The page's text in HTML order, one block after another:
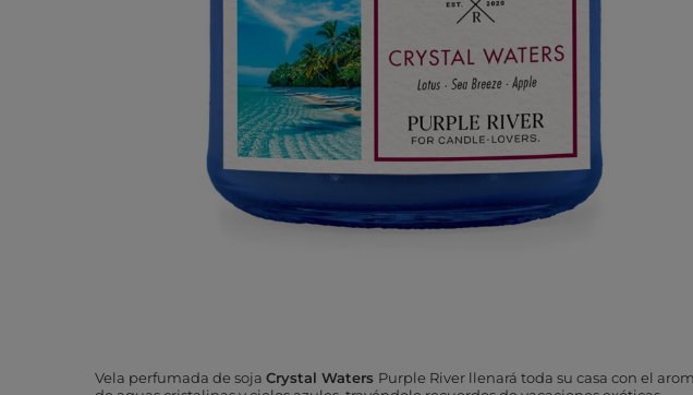
Vela perfumada de soja Crystal Waters Purple River llenará toda su casa con el